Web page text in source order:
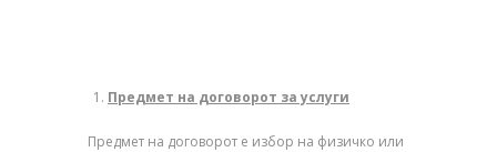
Предмет на договорот за услуги
Предмет на договорот е избор на физичко или